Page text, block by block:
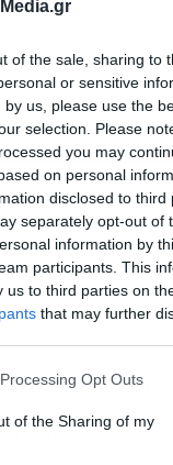
Media.gr
of the sale, sharing to
or sensitive
us, please use the
selection. Please
you may
on personal
disclosed to third
separately opt-out of
information by
participants. This
us to third parties on
that may further
Opt Outs
of the Sharing of my
ΔΗΜΟΦΙΛΗ
το κόμμα
Νίκος Μπρουτζάκης
έτοιμη να
ανάκληση
πέθανε ο πατέρας